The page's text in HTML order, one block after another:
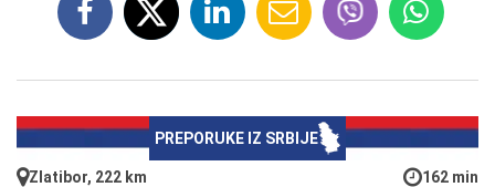
PREPORUKE IZ SRBIJE
Zlatibor, 222 km 162 min